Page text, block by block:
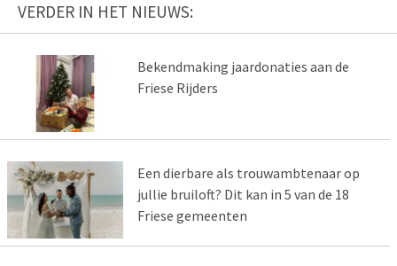
VERDER IN HET NIEUWS:
Bekendmaking jaardonaties aan de
Friese Rijders
Een dierbare als trouwambtenaar op
jullie bruiloft? Dit kan in 5 van de 18
Friese gemeenten